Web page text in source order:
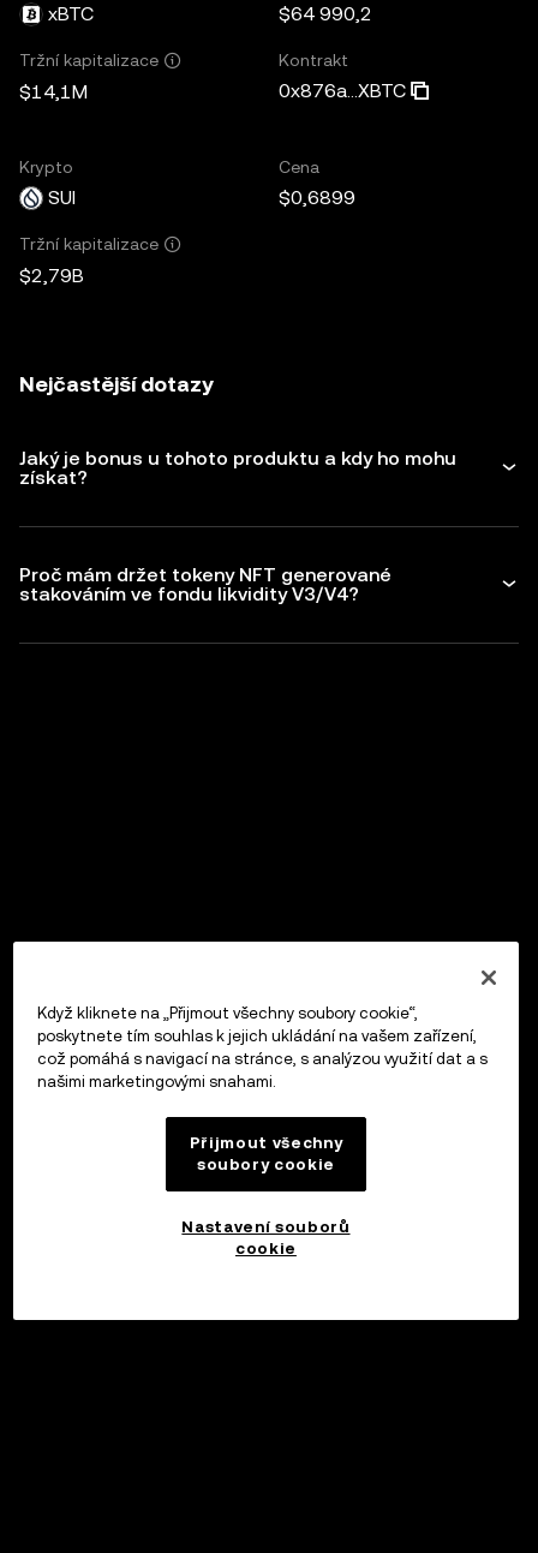
xBTC $64 990,2
Tržní kapitalizace
$14,1M
Kontrakt
0x876a...XBTC
Krypto
SUI
Cena
$0,6899
Tržní kapitalizace
$2,79B
Nejčastější dotazy
Jaký je bonus u tohoto produktu a kdy ho mohu
získat?
Proč mám držet tokeny NFT generované
stakováním ve fondu likvidity V3/V4?
Když kliknete na „Přijmout všechny soubory cookie“,
poskytnete tím souhlas k jejich ukládání na vašem zařízení,
což pomáhá s navigací na stránce, s analýzou využití dat a s
našimi marketingovými snahami.
Přijmout všechny
soubory cookie
Nastavení souborů
cookie